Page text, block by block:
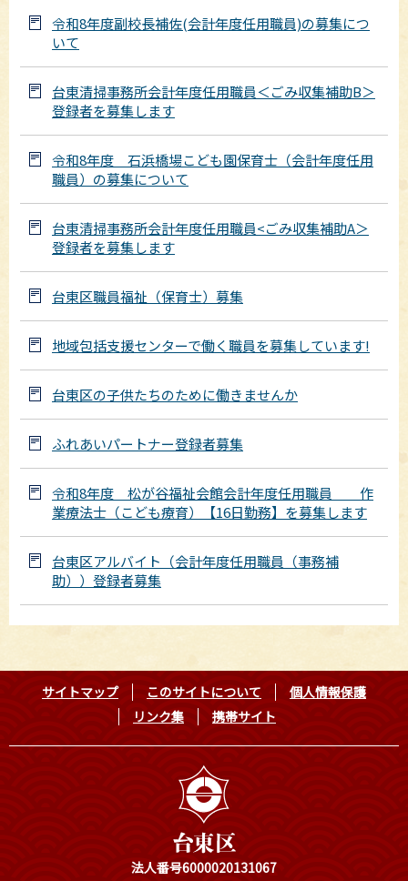
令和8年度副校長補佐(会計年度任用職員)の募集につ
いて
台東清掃事務所会計年度任用職員＜ごみ収集補助B＞
登録者を募集します
令和8年度 石浜橋場こども園保育士（会計年度任用
職員）の募集について
台東清掃事務所会計年度任用職員<ごみ収集補助A＞
登録者を募集します
台東区職員福祉（保育士）募集
地域包括支援センターで働く職員を募集しています!
台東区の子供たちのために働きませんか
ふれあいパートナー登録者募集
令和8年度 松が谷福祉会館会計年度任用職員 作
業療法士（こども療育）【16日勤務】を募集します
台東区アルバイト（会計年度任用職員（事務補
助））登録者募集
サイトマップ このサイトについて
個人情報保護
リンク集
携帯サイト
法人番号6000020131067